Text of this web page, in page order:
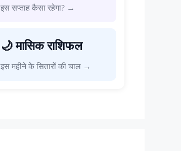
इस सप्ताह कैसा रहेगा? →
🌙 मासिक राशिफल
इस महीने के सितारों की चाल →